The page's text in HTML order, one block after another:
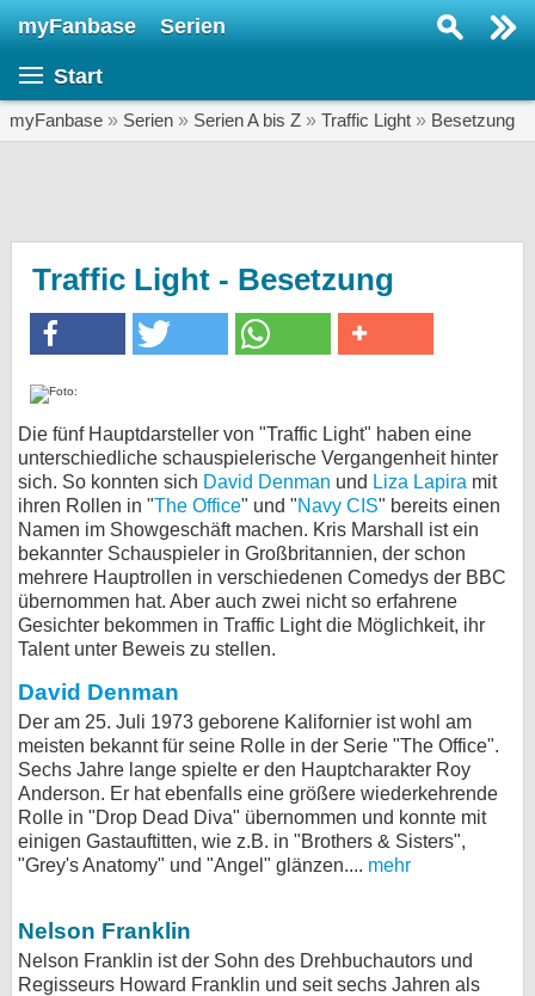
myFanbase Serien
Start
myFanbase » Serien » Serien A bis Z » Traffic Light » Besetzung
Traffic Light - Besetzung
Die fünf Hauptdarsteller von "Traffic Light" haben eine
unterschiedliche schauspielerische Vergangenheit hinter
sich. So konnten sich David Denman und Liza Lapira mit
ihren Rollen in "The Office" und "Navy CIS" bereits einen
Namen im Showgeschäft machen. Kris Marshall ist ein
bekannter Schauspieler in Großbritannien, der schon
mehrere Hauptrollen in verschiedenen Comedys der BBC
übernommen hat. Aber auch zwei nicht so erfahrene
Gesichter bekommen in Traffic Light die Möglichkeit, ihr
Talent unter Beweis zu stellen.
David Denman
Der am 25. Juli 1973 geborene Kalifornier ist wohl am
meisten bekannt für seine Rolle in der Serie "The Office".
Sechs Jahre lange spielte er den Hauptcharakter Roy
Anderson. Er hat ebenfalls eine größere wiederkehrende
Rolle in "Drop Dead Diva" übernommen und konnte mit
einigen Gastauftitten, wie z.B. in "Brothers & Sisters",
"Grey's Anatomy" und "Angel" glänzen.... mehr
Nelson Franklin
Nelson Franklin ist der Sohn des Drehbuchautors und
Regisseurs Howard Franklin und seit sechs Jahren als
SERIEN
Veranstaltungen
KULTUR
SERVICE
Gewinnspiele
Forum
bei X
bei Facebook
Nutzungsbedingungen
Datenschutz
Cookie-Einstellungen
myFanbase